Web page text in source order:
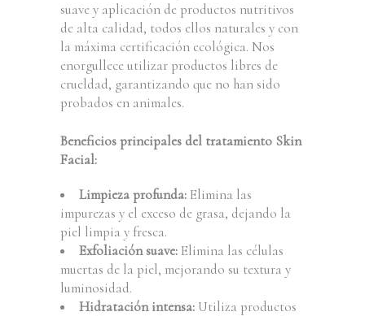
suave y aplicación de productos nutritivos
de alta calidad, todos ellos naturales y con
la máxima certificación ecológica. Nos
enorgullece utilizar productos libres de
crueldad, garantizando que no han sido
probados en animales.
Beneficios principales del tratamiento Skin
Facial:
Limpieza profunda: Elimina las
impurezas y el exceso de grasa, dejando la
piel limpia y fresca.
Exfoliación suave: Elimina las células
muertas de la piel, mejorando su textura y
luminosidad.
Hidratación intensa: Utiliza productos